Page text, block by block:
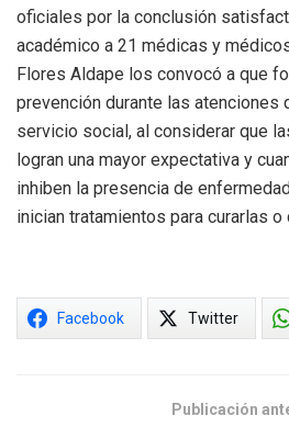
oficiales por la conclusión
académico a 21 médicas y
Flores Aldape los convocó a que
prevención durante las atenciones
servicio social, al considerar que
logran una mayor expectativa y
inhiben la presencia de
inician tratamientos para curarlas o
Facebook Twitter
Publicación